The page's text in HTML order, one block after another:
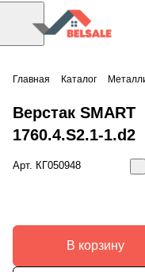
Главная Каталог
Верстак SMART
1760.4.S2.1-1.d2
Арт. КГ050948
В корзину